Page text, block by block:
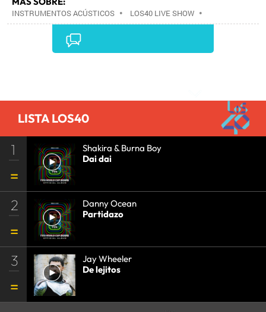
INSTRUMENTOS ACÚSTICOS • LOS40 LIVE SHOW •
CONCIERTOS•LOS40•EVENTOS MUSICALES•
•AGENDA CULTURAL
•PRISA MEDIA•MÚSICA•GRUPO
COMUNICACIÓN•COMUNICACIÓN•
LISTA LOS40
1
Shakira & Burna Boy
Dai dai
2
Danny Ocean
Partidazo
3
Jay Wheeler
De lejitos